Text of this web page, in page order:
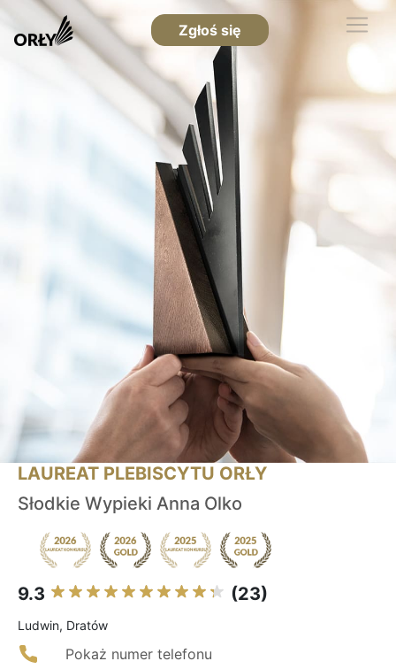
Zgłoś się
LAUREAT PLEBISCYTU ORŁY
Słodkie Wypieki Anna Olko
9.3 (23)
Ludwin, Dratów
Pokaż numer telefonu